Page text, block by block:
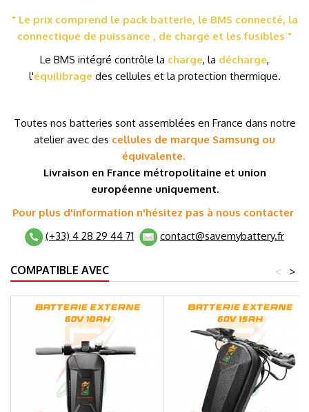
" Le prix comprend le pack batterie, le BMS connecté, la
connectique de puissance , de charge et les fusibles "
Le BMS intégré contrôle la charge, la décharge,
l'équilibrage des cellules et la protection thermique.
Toutes nos batteries sont assemblées en France dans notre
atelier avec des cellules de marque Samsung ou
équivalente.
Livraison en France métropolitaine et union
européenne uniquement.
Pour plus d'information n'hésitez pas à nous contacter
(+33) 4 28 29 44 71
contact@savemybattery.fr
COMPATIBLE AVEC >
<